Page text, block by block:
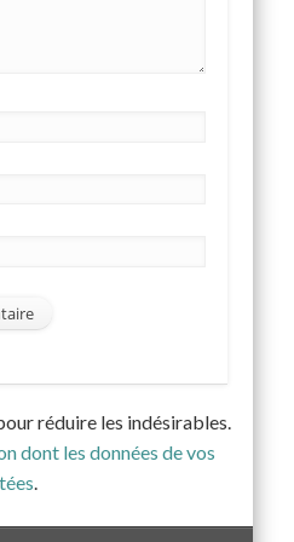
réduire les indésirables.
dont les données de vos
.